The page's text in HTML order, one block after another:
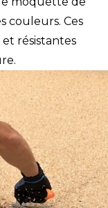
couleurs. Ces
résistantes